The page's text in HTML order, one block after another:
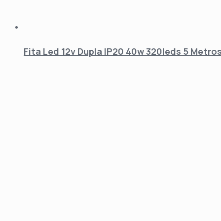
Fita Led 12v Dupla IP20 40w 320leds 5